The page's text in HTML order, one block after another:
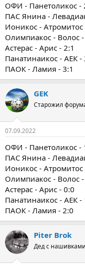
ОФИ - Панетоликос -
ПАС Янина -
Ионикос - Атромитос
Олимпиакос - Волос
Астерас - Арис - 2:1
Панатинаикос - АЕК -
ПАОК - Ламия - 3:1
GEK
Старожил
07.09.2022
ОФИ - Панетоликос -
ПАС Янина -
Ионикос - Атромитос
Олимпиакос - Волос -
Астерас - Арис - 0:0
Панатинаикос - АЕК -
ПАОК - Ламия - 2:0
Piter Brok
Дед с нашивками